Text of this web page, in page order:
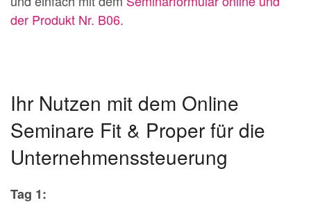
der Produkt Nr. B06.
Ihr Nutzen mit dem Online
Seminare Fit & Proper für die
Unternehmenssteuerung
Tag 1: